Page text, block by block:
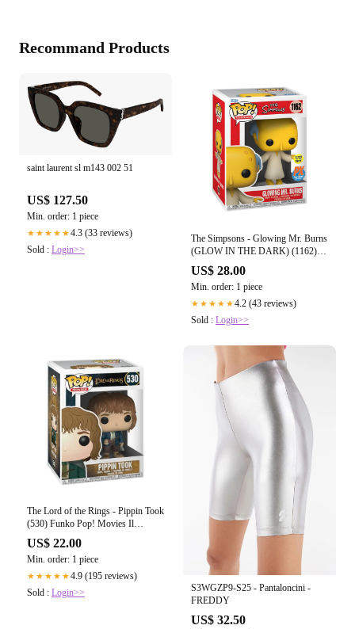
Recommand Products
saint laurent sl m143 002 51
US$ 127.50
Min. order: 1 piece
★★★★★4.3 (33 reviews)
Sold : Login>>
The Simpsons - Glowing Mr. Burns
(GLOW IN THE DARK) (1162)
PX Preview Exclusive Funko Pop!
Television Vinyl Figure 9 cm
US$ 28.00
Min. order: 1 piece
★★★★★4.2 (43 reviews)
Sold : Login>>
The Lord of the Rings - Pippin Took
(530) Funko Pop! Movies Il
Signore degli Anelli Peregrino Tuc
Vinyl Figure 9 cm
US$ 22.00
Min. order: 1 piece
★★★★★4.9 (195 reviews)
Sold : Login>>
S3WGZP9-S25 - Pantaloncini -
FREDDY
US$ 32.50